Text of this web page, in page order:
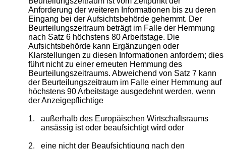
Anforderung der weiteren Informationen bis zu deren
Eingang bei der Aufsichtsbehörde gehemmt. Der
Beurteilungszeitraum beträgt im Falle der Hemmung
nach Satz 6 höchstens 80 Arbeitstage. Die
Aufsichtsbehörde kann Ergänzungen oder
Klarstellungen zu diesen Informationen anfordern; dies
führt nicht zu einer erneuten Hemmung des
Beurteilungszeitraums. Abweichend von Satz 7 kann
der Beurteilungszeitraum im Falle einer Hemmung auf
höchstens 90 Arbeitstage ausgedehnt werden, wenn
der Anzeigepflichtige
1.
außerhalb des Europäischen Wirtschaftsraums
ansässig ist oder beaufsichtigt wird oder
2. eine nicht der Beaufsichtigung nach den